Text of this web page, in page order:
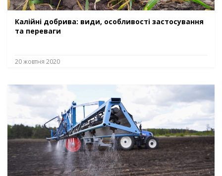
Калійні добрива: види, особливості застосування
та переваги
20 жовтня 2020